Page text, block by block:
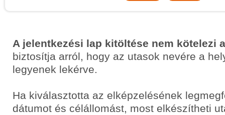
A jelentkezési lap kitöltése nem kötelezi
biztosítja arról, hogy az utasok nevére a
legyenek lekérve.
Ha kiválasztotta az elképzelésének
dátumot és célállomást, most elkészítheti